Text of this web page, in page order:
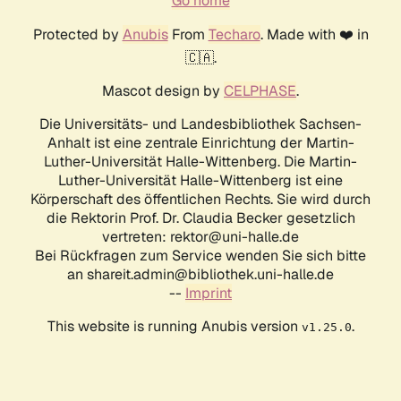
Protected by AnubisFrom Techaro. Made with ❤️ in
🇨🇦.
Mascot design by CELPHASE.
Die Universitäts- und Landesbibliothek Sachsen-
Anhalt ist eine zentrale Einrichtung der Martin-
Luther-Universität Halle-Wittenberg. Die Martin-
Luther-Universität Halle-Wittenberg ist eine
Körperschaft des öffentlichen Rechts. Sie wird durch
die Rektorin Prof. Dr. Claudia Becker gesetzlich
vertreten: rektor@uni-halle.de
Bei Rückfragen zum Service wenden Sie sich bitte
an shareit.admin@bibliothek.uni-halle.de
-- Imprint
This website is running Anubis version v1.25.0.